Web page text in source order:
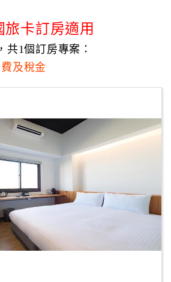
計旅店。客房皆採清新、簡約
空間，讓材料呈現真實的質感。
助式早餐，並提供全館MOD與無線
提供給本館之旅客一次購足的便利
間，讓公司行號等皆擁有充足的
旅卡訂房適用
共1個訂房專案：
及稅金